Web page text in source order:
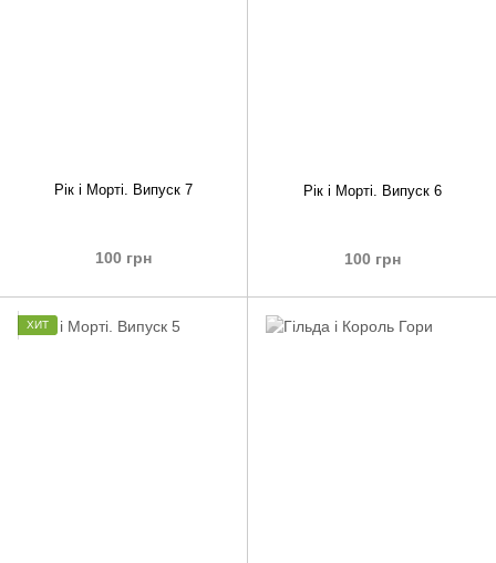
Рік і Морті. Випуск 7
100 грн
Рік і Морті. Випуск 6
100 грн
ХИТ